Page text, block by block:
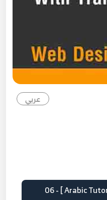
عربي
04.[ Arabic Tutorial Create Template 2 ] 04 -
06.[ Arabic Tutorial Create Template 2 ] 06 -